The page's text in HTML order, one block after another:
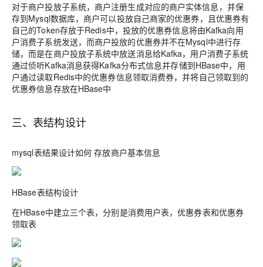
对于商户投放子系统，商户注册生成对应的商户实体信息，并保
存到Mysql数据库，商户可以投放自己商家的优惠券，且优惠券有
自己的Token存放于Redis中，投放的优惠券信息将由Kafka向用
户消费子系统发送，而商户投放的优惠券并不在Mysql中进行存
储，而是在商户投放子系统中放送消息给Kafka，用户消费子系统
通过侦听Kafka消息获得Kafka分布式信息并存储到HBase中，用
户通过读取Redis中的优惠券信息领取消费券，并将自己领取到的
优惠券信息存放在HBase中
三、表结构设计
mysql表结果设计如何 存放商户基本信息
HBase表结构设计
在HBase中建立三个表，分别是消费用户表，优惠券表和优惠券
领取表